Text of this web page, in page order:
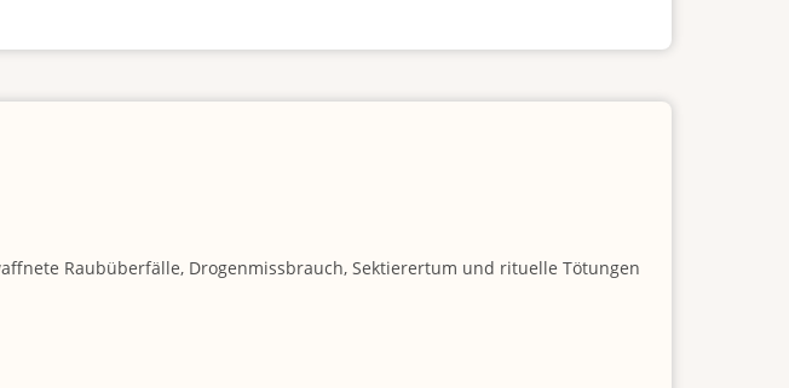
Raubüberfälle, Drogenmissbrauch, Sektierertum und rituelle Tötungen